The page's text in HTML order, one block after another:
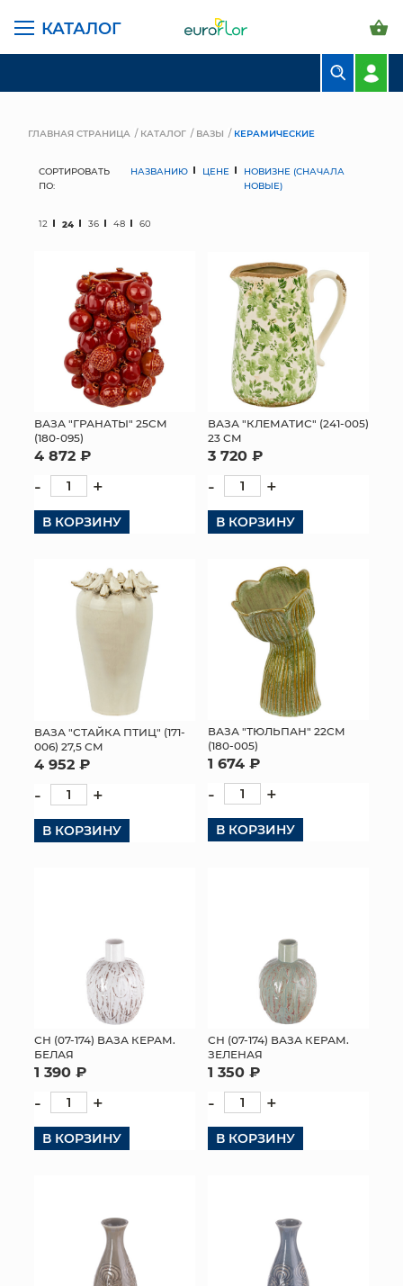
КАТАЛОГ
ГОРШКИ И КАШПО
ГРУНТЫ И УДОБРЕНИЯ
ПРЕДМЕТЫ ИНТЕРЬЕРА
МЯГКИЕ ИГРУШКИ
КОРЗИНЫ
ЯЩИКИ
ИСКУССТВЕННЫЕ ЦВЕТЫ
ПАКЕТЫ И СУМКИ
ПОДАРОЧНЫЕ КАРТЫ
ОПТОВЫМ КЛИЕНТАМ
ДОСТАВКА И ОПЛАТА
КОНТАКТЫ
ГЛАВНАЯ СТРАНИЦА КАТАЛОГ ВАЗЫ КЕРАМИЧЕСКИЕ
СОРТИРОВАТЬ
ПО:
НАЗВАНИЮ ЦЕНЕ
НОВИЗНЕ (СНАЧАЛА
НОВЫЕ)
12 24 36 48 60
ВАЗА "ГРАНАТЫ" 25СМ
(180-095)
4 872 ₽
- +
В КОРЗИНУ
ВАЗА "КЛЕМАТИС" (241-005)
23 СМ
3 720 ₽
- +
В КОРЗИНУ
ВАЗА "СТАЙКА ПТИЦ" (171-
006) 27,5 СМ
4 952 ₽
- +
В КОРЗИНУ
ВАЗА "ТЮЛЬПАН" 22СМ
(180-005)
1 674 ₽
- +
В КОРЗИНУ
СН (07-174) ВАЗА КЕРАМ.
БЕЛАЯ
1 390 ₽
- +
В КОРЗИНУ
СН (07-174) ВАЗА КЕРАМ.
ЗЕЛЕНАЯ
1 350 ₽
- +
В КОРЗИНУ